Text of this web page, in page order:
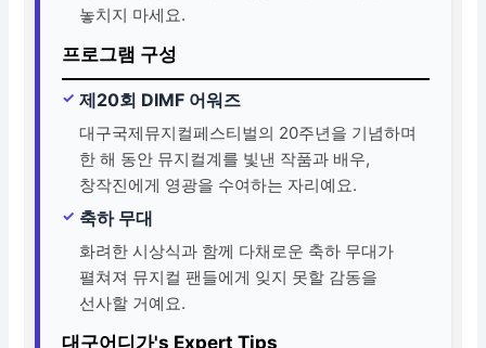
놓치지 마세요.
프로그램 구성
제20회 DIMF 어워즈
대구국제뮤지컬페스티벌의 20주년을 기념하며
한 해 동안 뮤지컬계를 빛낸 작품과 배우,
창작진에게 영광을 수여하는 자리예요.
축하 무대
화려한 시상식과 함께 다채로운 축하 무대가
펼쳐져 뮤지컬 팬들에게 잊지 못할 감동을
선사할 거예요.
대구어디가's Expert Tips